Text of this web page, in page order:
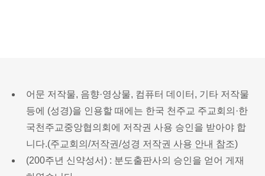
어문 저작물, 음향·영상물, 컴퓨터 데이터, 기타 저작물
등에 (성경)을 인용할 때에는 한국 천주교 주교회의·한
국천주교중앙협의회에 저작권 사용 승인을 받아야 합
니다.(주교회의/저작권/성경 저작권 사용 안내 참조)
(200주년 신약성서) : 분도출판사의 승인을 얻어 게재